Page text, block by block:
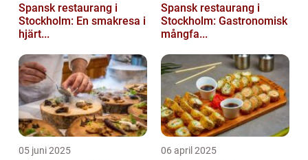
Spansk restaurang i
Stockholm: En smakresa i
hjärt...
Spansk restaurang i
Stockholm: Gastronomisk
mångfa...
05 juni 2025 06 april 2025